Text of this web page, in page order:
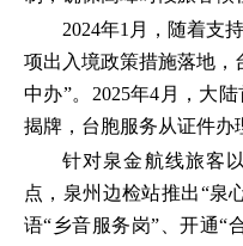
2024年1月，随着支持
项出入境政策措施落地，
中办”。2025年4月，大
揭牌，台胞服务从证件办
针对泉金航线旅客
点，泉州边检站推出“泉
语“乡音服务岗”、开通“